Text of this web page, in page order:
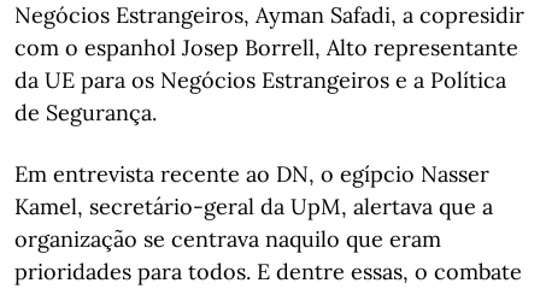
Negócios Estrangeiros, Ayman Safadi, a copresidir
com o espanhol Josep Borrell, Alto representante
da UE para os Negócios Estrangeiros e a Política
de Segurança.
Em entrevista recente ao DN, o egípcio Nasser
Kamel, secretário-geral da UpM, alertava que a
organização se centrava naquilo que eram
prioridades para todos. E dentre essas, o combate